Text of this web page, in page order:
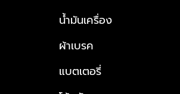
น้ำมันเครื่อง
ผ้าเบรค
แบตเตอรี่